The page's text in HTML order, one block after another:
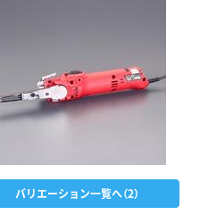
バリエーション一覧へ（2）